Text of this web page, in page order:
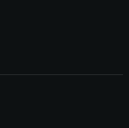
Questi cookie